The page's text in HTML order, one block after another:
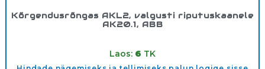
Kõrgendusrõngas AKL2, valgusti riputuskaanele
AK20.1, ABB
Laos: 6 TK